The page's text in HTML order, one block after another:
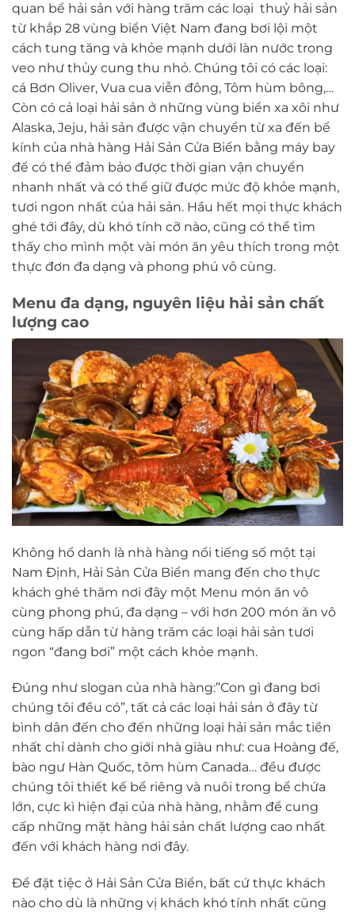
quan bể hải sản với hàng trăm các loại thuỷ hải sản
từ khắp 28 vùng biển Việt Nam đang bơi lội một
cách tung tăng và khỏe mạnh dưới làn nước trong
veo như thủy cung thu nhỏ. Chúng tôi có các loại:
cá Bơn Oliver, Vua cua viễn đông, Tôm hùm bông,…
Còn có cả loại hải sản ở những vùng biển xa xôi như
Alaska, Jeju, hải sản được vận chuyển từ xa đến bể
kính của nhà hàng Hải Sản Cửa Biển bằng máy bay
để có thể đảm bảo được thời gian vận chuyển
nhanh nhất và có thể giữ được mức độ khỏe mạnh,
tươi ngon nhất của hải sản. Hầu hết mọi thực khách
ghé tới đây, dù khó tính cỡ nào, cũng có thể tìm
thấy cho mình một vài món ăn yêu thích trong một
thực đơn đa dạng và phong phú vô cùng.
Menu đa dạng, nguyên liệu hải sản chất
lượng cao
Không hổ danh là nhà hàng nổi tiếng số một tại
Nam Định, Hải Sản Cửa Biển mang đến cho thực
khách ghé thăm nơi đây một Menu món ăn vô
cùng phong phú, đa dạng – với hơn 200 món ăn vô
cùng hấp dẫn từ hàng trăm các loại hải sản tươi
ngon “đang bơi” một cách khỏe mạnh.
Đúng như slogan của nhà hàng:”Con gì đang bơi
chúng tôi đều có”, tất cả các loại hải sản ở đây từ
bình dân đến cho đến những loại hải sản mắc tiền
nhất chỉ dành cho giới nhà giàu như: cua Hoàng đế,
bào ngư Hàn Quốc, tôm hùm Canada… đều được
chúng tôi thiết kế bể riêng và nuôi trong bể chứa
lớn, cực kì hiện đại của nhà hàng, nhằm để cung
cấp những mặt hàng hải sản chất lượng cao nhất
đến với khách hàng nơi đây.
Để đặt tiệc ở Hải Sản Cửa Biển, bất cứ thực khách
nào cho dù là những vị khách khó tính nhất cũng